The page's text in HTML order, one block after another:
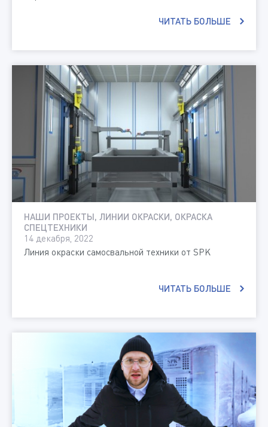
ЧИТАТЬ БОЛЬШЕ
НАШИ ПРОЕКТЫ, ЛИНИИ ОКРАСКИ, ОКРАСКА
СПЕЦТЕХНИКИ
14 декабря, 2022
Линия окраски самосвальной техники от SPK
ЧИТАТЬ БОЛЬШЕ